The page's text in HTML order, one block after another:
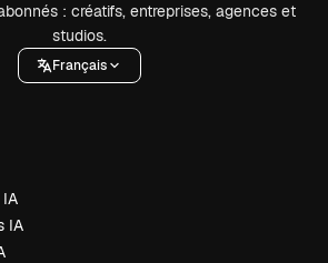
: créatifs, entreprises, agences et
studios.
Français
IA
IA